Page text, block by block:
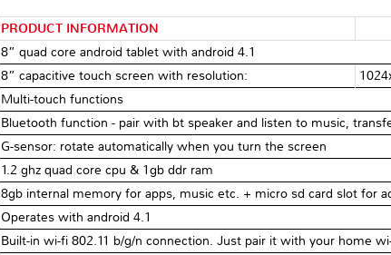
PRODUCT INFORMATION
8” quad core android tablet with android 4.1
8” capacitive touch screen with resolution:
Multi-touch functions
Bluetooth function - pair with bt speaker and listen to music,
G-sensor: rotate automatically when you turn the screen
1.2 ghz quad core cpu & 1gb ddr ram
8gb internal memory for apps, music etc. + micro sd card slot for
Operates with android 4.1
Built-in wi-fi 802.11 b/g/n connection. Just pair it with your home